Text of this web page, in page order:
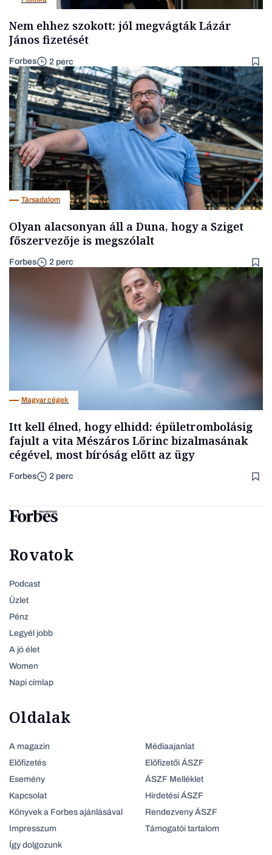
Nem ehhez szokott: jól megvágták Lázár
János fizetését
Forbes 2 perc
Társadalom
Olyan alacsonyan áll a Duna, hogy a Sziget
főszervezője is megszólalt
Forbes 2 perc
Magyar cégek
Itt kell élned, hogy elhidd: épületrombolásig
fajult a vita Mészáros Lőrinc bizalmasának
cégével, most bíróság előtt az ügy
Forbes 2 perc
Rovatok
Podcast
Üzlet
Pénz
Legyél jobb
A jó élet
Women
Napi címlap
Oldalak
A magazin
Előfizetés
Esemény
Kapcsolat
Könyvek a Forbes ajánlásával
Impresszum
Így dolgozunk
Médiaajanlat
Előfizetői ÁSZF
ÁSZF Melléklet
Hirdetési ÁSZF
Rendezveny ÁSZF
Támogatói tartalom